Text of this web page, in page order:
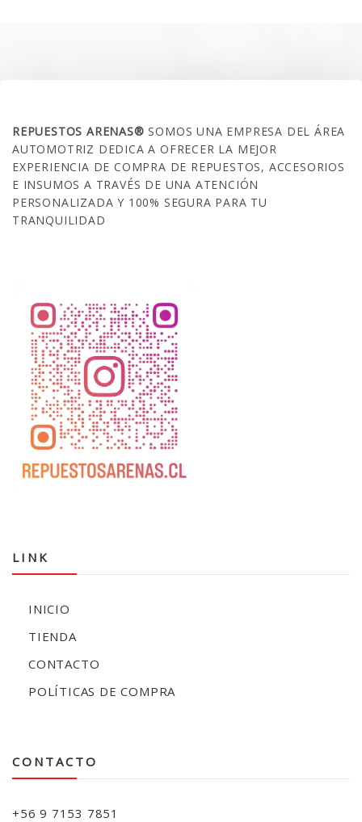
REPUESTOS ARENAS®SOMOS UNA EMPRESA DEL ÁREA
AUTOMOTRIZ DEDICA A OFRECER LA MEJOR
EXPERIENCIA DE COMPRA DE REPUESTOS, ACCESORIOS
E INSUMOS A TRAVÉS DE UNA ATENCIÓN
PERSONALIZADA Y 100% SEGURA PARA TU
TRANQUILIDAD
LINK
INICIO
TIENDA
CONTACTO
POLÍTICAS DE COMPRA
CONTACTO
+56 9 7153 7851